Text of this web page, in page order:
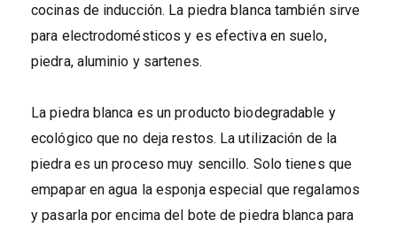
cocinas de inducción. La piedra blanca también sirve
para electrodomésticos y es efectiva en suelo,
piedra, aluminio y sartenes.
La piedra blanca es un producto biodegradable y
ecológico que no deja restos. La utilización de la
piedra es un proceso muy sencillo. Solo tienes que
empapar en agua la esponja especial que regalamos
y pasarla por encima del bote de piedra blanca para